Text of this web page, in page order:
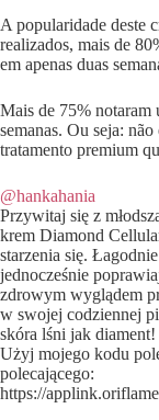
A popularidade deste
realizados, mais de
em apenas duas
Mais de 75% notaram
semanas. Ou seja:
tratamento premium
@hankahania
Przywitaj się z
krem Diamond
starzenia się.
jednocześnie
zdrowym wyglądem
w swojej codziennej
skóra lśni jak diament!
Użyj mojego kodu
polecającego:
https://